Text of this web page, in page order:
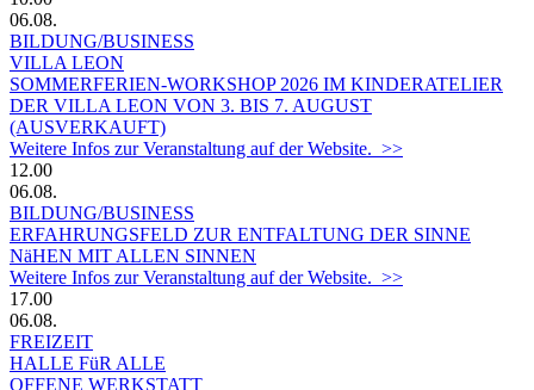
06.08.
BILDUNG/BUSINESS
VILLA LEON
SOMMERFERIEN-WORKSHOP 2026 IM KINDERATELIER
DER VILLA LEON VON 3. BIS 7. AUGUST
(AUSVERKAUFT)
Weitere Infos zur Veranstaltung auf der Website. >>
12.00
06.08.
BILDUNG/BUSINESS
ERFAHRUNGSFELD ZUR ENTFALTUNG DER SINNE
NäHEN MIT ALLEN SINNEN
Weitere Infos zur Veranstaltung auf der Website. >>
17.00
06.08.
FREIZEIT
HALLE FüR ALLE
OFFENE WERKSTATT